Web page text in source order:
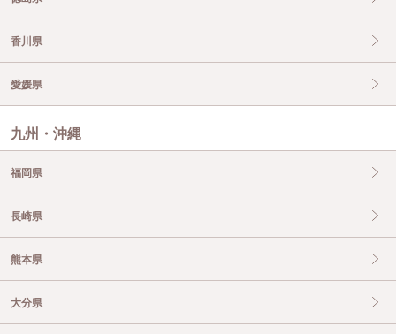
香川県
愛媛県
九州・沖縄
福岡県
長崎県
熊本県
大分県